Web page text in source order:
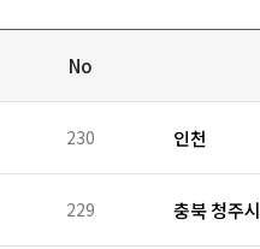
No
230 인천
229 충북 청주시